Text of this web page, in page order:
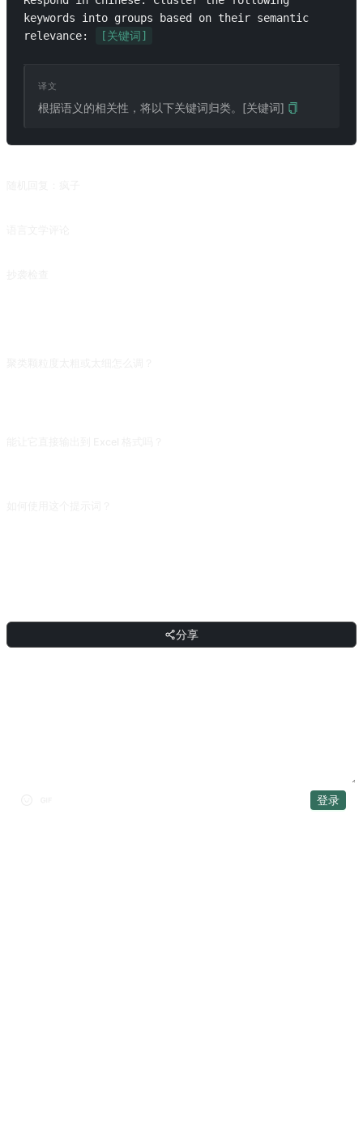
keywords into groups based on their semantic
relevance:
[关键词]
译文
根据语义的相关性，将以下关键词归类。[关键词]
分享
登录